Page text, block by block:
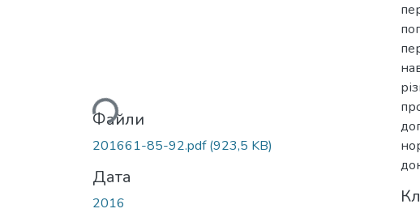
Вантажиться...
Файли
201661-85-92.pdf(923,5 KB)
Дата
2016